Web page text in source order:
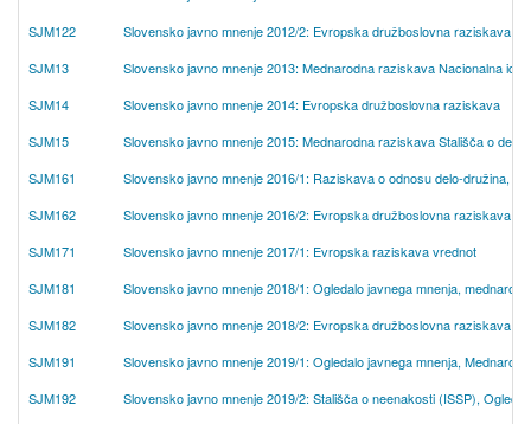
SJM122
Slovensko javno mnenje 2012/2: Evropska družboslovna raziskava
SJM13
Slovensko javno mnenje 2013: Mednarodna raziskava Nacionalna
SJM14
Slovensko javno mnenje 2014: Evropska družboslovna raziskava
SJM15
Slovensko javno mnenje 2015: Mednarodna raziskava Stališča o
SJM161
Slovensko javno mnenje 2016/1: Raziskava o odnosu delo-družina,
SJM162
Slovensko javno mnenje 2016/2: Evropska družboslovna raziskava
SJM171
Slovensko javno mnenje 2017/1: Evropska raziskava vrednot
SJM181
Slovensko javno mnenje 2018/1: Ogledalo javnega mnenja,
SJM182
Slovensko javno mnenje 2018/2: Evropska družboslovna raziskava
SJM191
Slovensko javno mnenje 2019/1: Ogledalo javnega mnenja,
SJM192
Slovensko javno mnenje 2019/2: Stališča o neenakosti (ISSP),